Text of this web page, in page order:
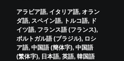
アラビア語, イタリア語, オラン
ダ語, スペイン語, トルコ語, ド
イツ語, フランス語 (フランス),
ポルトガル語 (ブラジル), ロシ
ア語, 中国語 (簡体字), 中国語
(繁体字), 日本語, 英語, 韓国語